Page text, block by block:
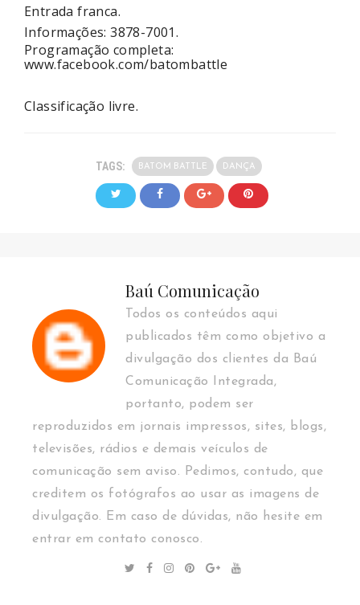
Entrada franca.
Informações: 3878-7001.
Programação completa:
www.facebook.com/batombattle
Classificação livre.
TAGS: BATOM BATTLE DANÇA
Baú Comunicação
Todos os conteúdos aqui
publicados têm como objetivo a
divulgação dos clientes da Baú
Comunicação Integrada,
portanto, podem ser
reproduzidos em jornais impressos, sites, blogs,
televisões, rádios e demais veículos de
comunicação sem aviso. Pedimos, contudo, que
creditem os fotógrafos ao usar as imagens de
divulgação. Em caso de dúvidas, não hesite em
entrar em contato conosco.